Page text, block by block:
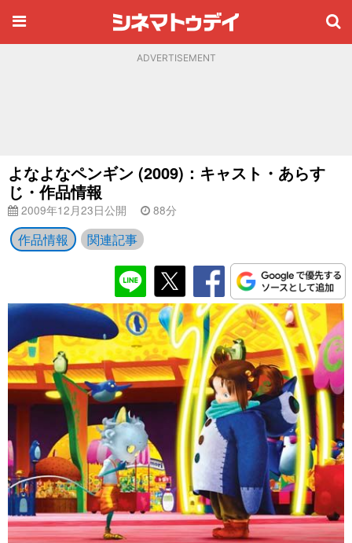
ADVERTISEMENT
よなよなペンギン (2009)：キャスト・あらす
じ・作品情報
2009年12月23日公開 88分
作品情報 関連記事